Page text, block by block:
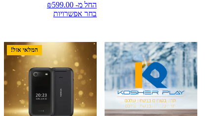
החל מ- ₪599.00
בחר אפשרויות
מספר
סוגים.
לבחור
האפשרויות
בעמוד
המוצר
המלאי אזל!